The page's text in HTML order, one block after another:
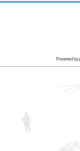
Powered by